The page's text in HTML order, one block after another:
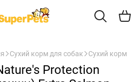
Сухий корм для собак Сухий корм
Protection